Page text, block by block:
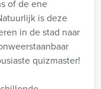
of de ene
is deze
in de stad naar
quizmaster!